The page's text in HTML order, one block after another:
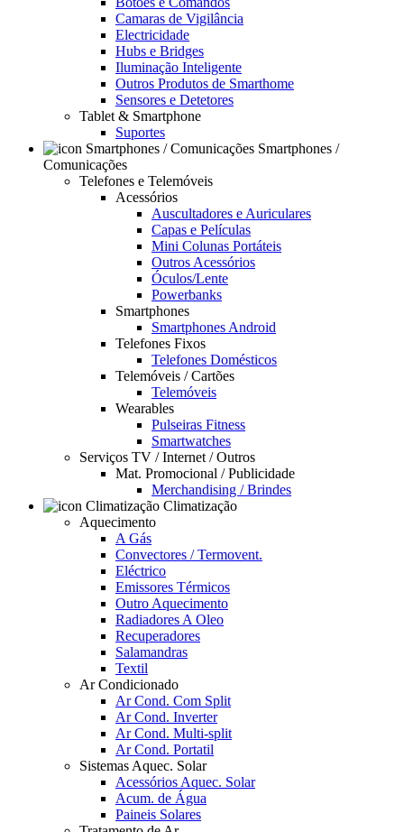
Camaras de Vigilância
Electricidade
Hubs e Bridges
Iluminação Inteligente
Outros Produtos de Smarthome
Sensores e Detetores
Tablet & Smartphone
Suportes
Smartphones /
Comunicações
Telefones e Telemóveis
Acessórios
Auscultadores e Auriculares
Capas e Películas
Mini Colunas Portáteis
Outros Acessórios
Óculos/Lente
Powerbanks
Smartphones
Smartphones Android
Telefones Fixos
Telefones Domésticos
Telemóveis / Cartões
Telemóveis
Wearables
Pulseiras Fitness
Smartwatches
Serviços TV / Internet / Outros
Mat. Promocional / Publicidade
Merchandising / Brindes
Climatização
Aquecimento
A Gás
Convectores / Termovent.
Eléctrico
Emissores Térmicos
Outro Aquecimento
Radiadores A Oleo
Recuperadores
Salamandras
Textil
Ar Condicionado
Ar Cond. Com Split
Ar Cond. Inverter
Ar Cond. Multi-split
Ar Cond. Portatil
Sistemas Aquec. Solar
Acessórios Aquec. Solar
Acum. de Água
Paineis Solares